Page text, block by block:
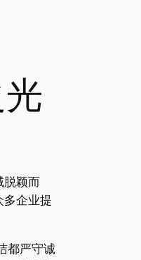
脱颖而
多企业提
都严守诚